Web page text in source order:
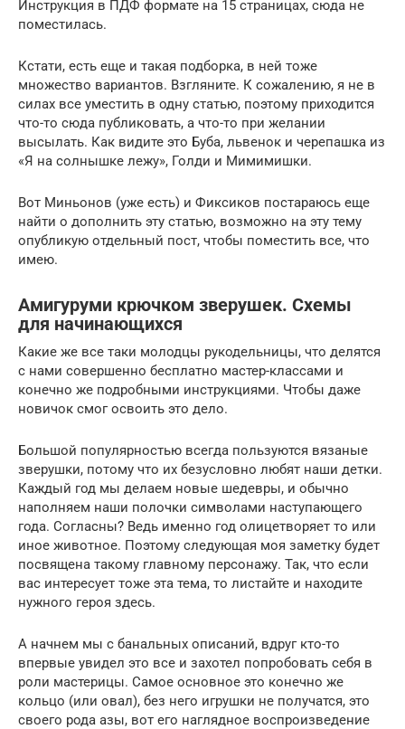
Инструкция в ПДФ формате на 15 страницах, сюда не
поместилась.
Кстати, есть еще и такая подборка, в ней тоже
множество вариантов. Взгляните. К сожалению, я не в
силах все уместить в одну статью, поэтому приходится
что-то сюда публиковать, а что-то при желании
высылать. Как видите это Буба, львенок и черепашка из
«Я на солнышке лежу», Голди и Мимимишки.
Вот Миньонов (уже есть) и Фиксиков постараюсь еще
найти о дополнить эту статью, возможно на эту тему
опубликую отдельный пост, чтобы поместить все, что
имею.
Амигуруми крючком зверушек. Схемы
для начинающихся
Какие же все таки молодцы рукодельницы, что делятся
с нами совершенно бесплатно мастер-классами и
конечно же подробными инструкциями. Чтобы даже
новичок смог освоить это дело.
Большой популярностью всегда пользуются вязаные
зверушки, потому что их безусловно любят наши детки.
Каждый год мы делаем новые шедевры, и обычно
наполняем наши полочки символами наступающего
года. Согласны? Ведь именно год олицетворяет то или
иное животное. Поэтому следующая моя заметку будет
посвящена такому главному персонажу. Так, что если
вас интересует тоже эта тема, то листайте и находите
нужного героя здесь.
А начнем мы с банальных описаний, вдруг кто-то
впервые увидел это все и захотел попробовать себя в
роли мастерицы. Самое основное это конечно же
кольцо (или овал), без него игрушки не получатся, это
своего рода азы, вот его наглядное воспроизведение